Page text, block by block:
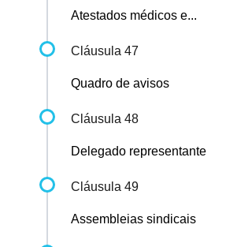
Atestados médicos e...
Cláusula 47
Quadro de avisos
Cláusula 48
Delegado representante
Cláusula 49
Assembleias sindicais